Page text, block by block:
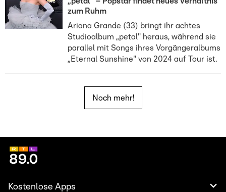
zum Ruhm
Ariana Grande (33) bringt ihr achtes
Studioalbum „petal" heraus, während sie
parallel mit Songs ihres Vorgängeralbums
„Eternal Sunshine" von 2024 auf Tour ist.
Noch mehr!
Kostenlose Apps